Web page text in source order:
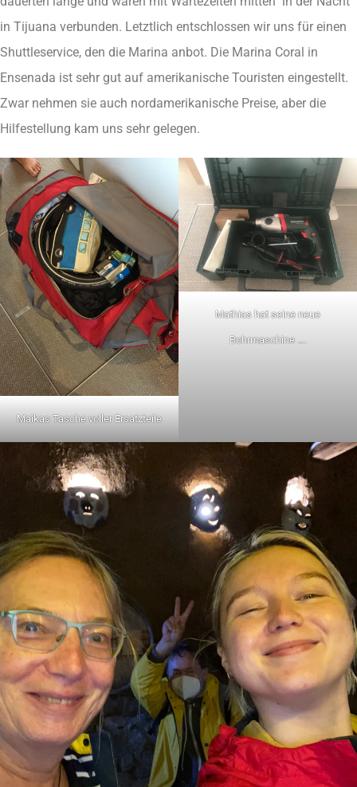
in Tijuana verbunden. Letztlich entschlossen wir uns für einen
Shuttleservice, den die Marina anbot. Die Marina Coral in
Ensenada ist sehr gut auf amerikanische Touristen eingestellt.
Zwar nehmen sie auch nordamerikanische Preise, aber die
Hilfestellung kam uns sehr gelegen.
Maikas Tasche voller Ersatzteile
Mathias hat seine neue
Bohrmaschine ….